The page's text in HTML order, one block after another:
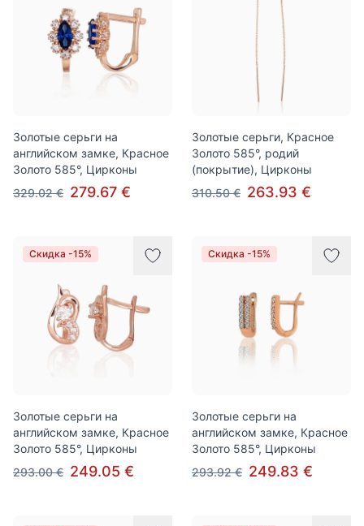
Золотые серьги на
английском замке, Красное
Золото 585°, Цирконы
329.02 € 279.67 €
Золотые серьги, Красное
Золото 585°, родий
(покрытие), Цирконы
310.50 € 263.93 €
Скидка -15%
Золотые серьги на
английском замке, Красное
Золото 585°, Цирконы
293.00 € 249.05 €
Скидка -15%
Золотые серьги на
английском замке, Красное
Золото 585°, Цирконы
293.92 € 249.83 €